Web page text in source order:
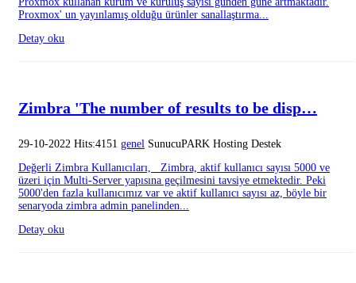
Proxmox' un yayınlamış olduğu ürünler sanallaştırma...
Detay oku
Zimbra 'The number of results to be disp…
29-10-2022 Hits:4151 genel SunucuPARK Hosting Destek
Değerli Zimbra Kullanıcıları, Zimbra, aktif kullanıcı sayısı 5000 ve
üzeri için Multi-Server yapısına geçilmesini tavsiye etmektedir. Peki
5000'den fazla kullanıcımız var ve aktif kullanıcı sayısı az, böyle bir
senaryoda zimbra admin panelinden...
Detay oku